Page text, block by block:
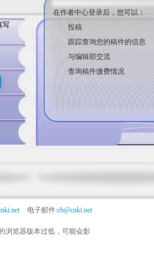
写
在作者中心登录后，您可以：
投稿
跟踪查询您的稿件的信息
与编辑部交流
查询稿件缴费情况
电子邮件:cb@cnki.net
浏览器版本过低，可能会影